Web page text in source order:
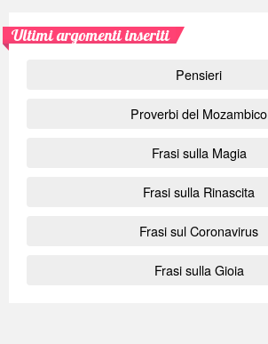
Ultimi argomenti inseriti
Pensieri
Proverbi del Mozambico
Frasi sulla Magia
Frasi sulla Rinascita
Frasi sul Coronavirus
Frasi sulla Gioia